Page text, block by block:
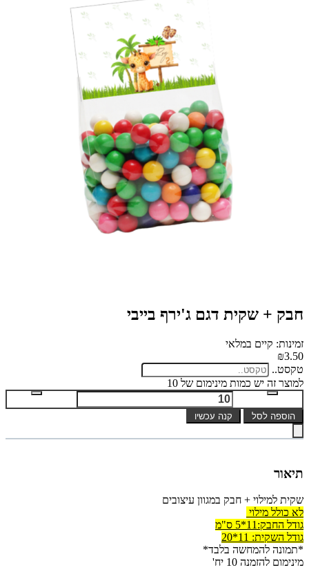
חבק + שקית דגם ג'ירף בייבי
זמינות: קיים במלאי
₪3.50
טקסט..
למוצר זה יש כמות מינימום של 10
הוספה לסל קנה עכשיו
תיאור
שקית למילוי + חבק במגוון עיצובים
לא כולל מילוי
גודל החבק:11*5 ס"מ
גודל השקית: 11*20
*תמונה להמחשה בלבד*
מינימום להזמנה 10 יח'